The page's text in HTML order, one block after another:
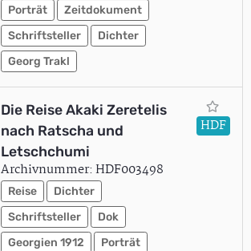
Porträt
Zeitdokument
Schriftsteller
Dichter
Georg Trakl
Die Reise Akaki Zeretelis
nach Ratscha und
Letschchumi
Archivnummer: HDF003498
Reise
Dichter
Schriftsteller
Dok
Georgien 1912
Porträt
HDF